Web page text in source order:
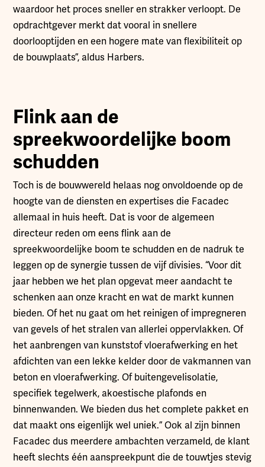
waardoor het proces sneller en strakker verloopt. De
opdrachtgever merkt dat vooral in snellere
doorlooptijden en een hogere mate van flexibiliteit op
de bouwplaats”, aldus Harbers.
Flink aan de
spreekwoordelijke boom
schudden
Toch is de bouwwereld helaas nog onvoldoende op de
hoogte van de diensten en expertises die Facadec
allemaal in huis heeft. Dat is voor de algemeen
directeur reden om eens flink aan de
spreekwoordelijke boom te schudden en de nadruk te
leggen op de synergie tussen de vijf divisies. “Voor dit
jaar hebben we het plan opgevat meer aandacht te
schenken aan onze kracht en wat de markt kunnen
bieden. Of het nu gaat om het reinigen of impregneren
van gevels of het stralen van allerlei oppervlakken. Of
het aanbrengen van kunststof vloerafwerking en het
afdichten van een lekke kelder door de vakmannen van
beton en vloerafwerking. Of buitengevelisolatie,
specifiek tegelwerk, akoestische plafonds en
binnenwanden. We bieden dus het complete pakket en
dat maakt ons eigenlijk wel uniek.” Ook al zijn binnen
Facadec dus meerdere ambachten verzameld, de klant
heeft slechts één aanspreekpunt die de touwtjes stevig